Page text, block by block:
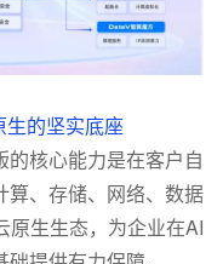
生的坚实底座
核心能力是在客户自
算、存储、网络、数据
原生生态，为企业在AI